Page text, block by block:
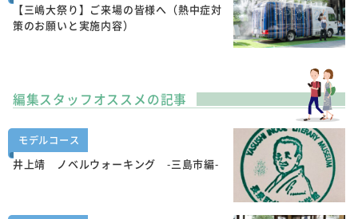
【三嶋大祭り】ご来場の皆様へ（熱中症対
策のお願いと実施内容）
編集スタッフオススメの記事
モデルコース
井上靖 ノベルウォーキング -三島市編-